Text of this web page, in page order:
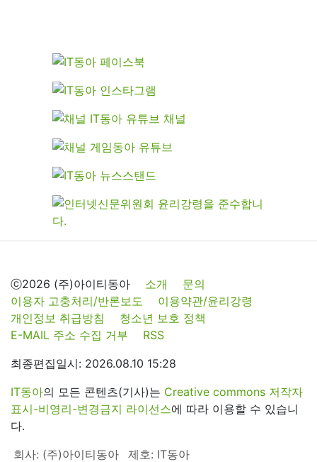
ⓒ2026 (주)아이티동아 소개
문의
이용자 고충처리/반론보도
이용약관/윤리강령
개인정보 취급방침
청소년 보호 정책
E-MAIL 주소 수집 거부
RSS
최종편집일시: 2026.08.10 15:28
IT동아의 모든 콘텐츠(기사)는 Creative commons 저작자
표시-비영리-변경금지 라이선스에 따라 이용할 수 있습니
다.
회사: (주)아이티동아
제호: IT동아